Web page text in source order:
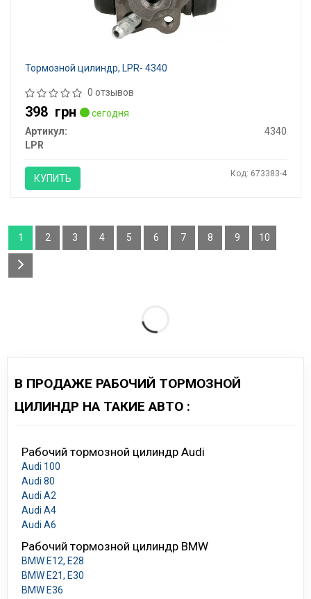
Тормозной цилиндр, LPR- 4340
0 отзывов
398 грн
сегодня
Артикул:
4340
LPR
КУПИТЬ Код: 673383-4
1 2 3 4 5 6 7 8 9 10
В ПРОДАЖЕ РАБОЧИЙ ТОРМОЗНОЙ
ЦИЛИНДР НА ТАКИЕ АВТО :
Рабочий тормозной цилиндр Audi
Audi 100
Audi 80
Audi A2
Audi A4
Audi A6
Рабочий тормозной цилиндр BMW
BMW E12, E28
BMW E21, E30
BMW E36